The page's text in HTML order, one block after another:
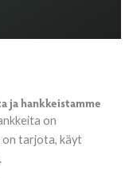
ja hankkeistamme
on
on tarjota, käyt